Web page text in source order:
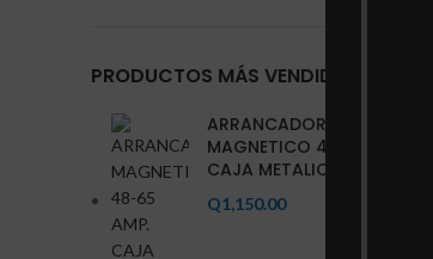
PRODUCTOS MÁS VENDIDOS
ARRANCADOR
MAGNETICO 48-65 AMP.
CAJA METALICA
Q1,150.00